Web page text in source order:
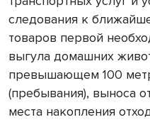
следования к
товаров первой
выгула домашних
превышающем 100
(пребывания), выноса
места накопления